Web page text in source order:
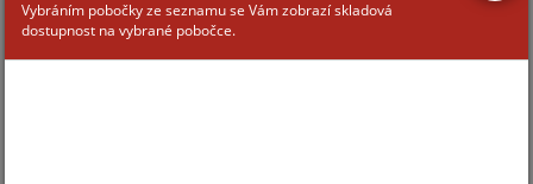
Vybráním pobočky ze seznamu se Vám zobrazí skladová
dostupnost na vybrané pobočce.